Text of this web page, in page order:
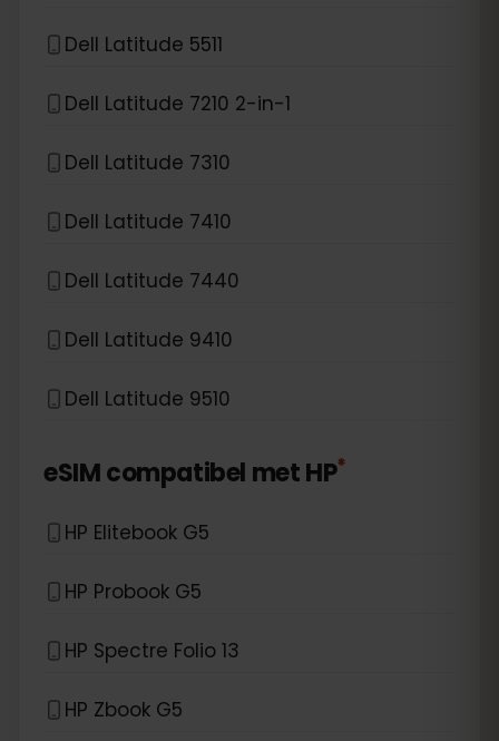
Dell Latitude 5511
Dell Latitude 7210 2-in-1
Dell Latitude 7310
Dell Latitude 7410
Dell Latitude 7440
Dell Latitude 9410
Dell Latitude 9510
eSIM compatibel metHP*
HP Elitebook G5
HP Probook G5
HP Spectre Folio 13
HP Zbook G5